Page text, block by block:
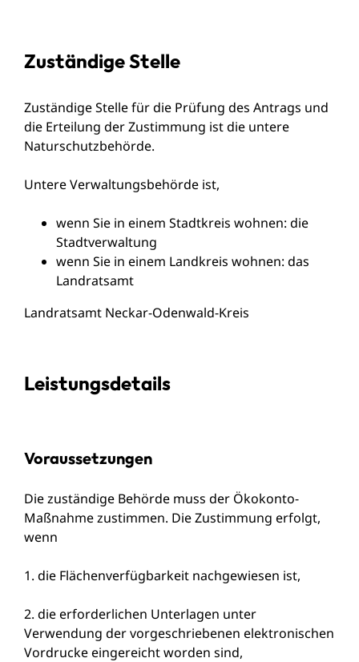
Zuständige Stelle
Zuständige Stelle für die Prüfung des Antrags und
die Erteilung der Zustimmung ist die untere
Naturschutzbehörde.
Untere Verwaltungsbehörde ist,
wenn Sie in einem Stadtkreis wohnen: die
Stadtverwaltung
wenn Sie in einem Landkreis wohnen: das
Landratsamt
Landratsamt Neckar-Odenwald-Kreis
Leistungsdetails
Voraussetzungen
Die zuständige Behörde muss der Ökokonto-
Maßnahme zustimmen. Die Zustimmung erfolgt,
wenn
1. die Flächenverfügbarkeit nachgewiesen ist,
2. die erforderlichen Unterlagen unter
Verwendung der vorgeschriebenen elektronischen
Vordrucke eingereicht worden sind,